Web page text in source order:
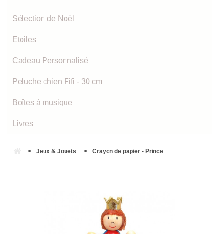
Sélection de Noël
Etoiles
Cadeau Personnalisé
Peluche chien Fifi - 30 cm
Boîtes à musique
Livres
> Jeux & Jouets > Crayon de papier - Prince